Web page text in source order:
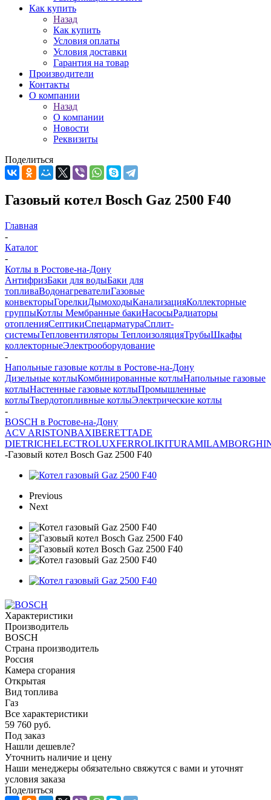
Как купить
Назад
Как купить
Условия оплаты
Условия доставки
Гарантия на товар
Производители
Контакты
О компании
Назад
О компании
Новости
Реквизиты
Поделиться
Газовый котел Bosch Gaz 2500 F40
Главная
-
Каталог
-
Котлы в Ростове-на-Дону
АнтифризБаки для водыБаки для
топливаВодонагревателиГазовые
конвекторыГорелкиДымоходыКанализацияКоллекторные
группыКотлы Мембранные бакиНасосыРадиаторы
отопленияСептикиСпецарматураСплит-
системыТепловентиляторы ТеплоизоляцияТрубыШкафы
коллекторныеЭлектрооборудование
-
Напольные газовые котлы в Ростове-на-Дону
Дизельные котлыКомбинированные котлыНапольные газовые
котлыНастенные газовые котлыПромышленные
котлыТвердотопливные котлыЭлектрические котлы
-
BOSCH в Ростове-на-Дону
ACV ARISTONBAXIBERETTADE
DIETRICHELECTROLUXFERROLIKITURAMI
-Газовый котел Bosch Gaz 2500 F40
Previous
Next
Характеристики
Производитель
BOSCH
Страна производитель
Россия
Камера сгорания
Открытая
Вид топлива
Газ
Все характеристики
59 760 руб.
Под заказ
Нашли дешевле?
Уточнить наличие и цену
Наши менеджеры обязательно свяжутся с вами и уточнят
условия заказа
Поделиться